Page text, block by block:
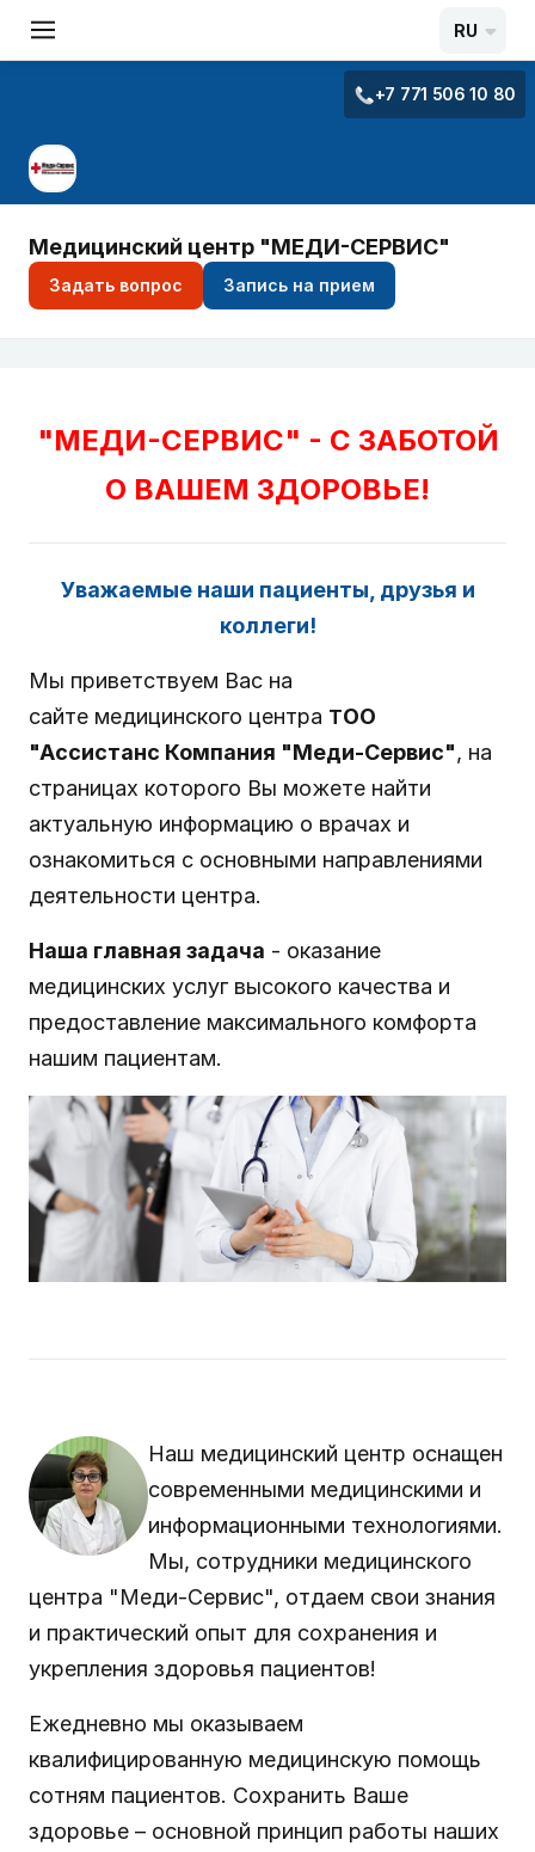
RU
+7 771 506 10 80
Медицинский центр "МЕДИ-СЕРВИС"
Задать вопрос Запись на прием
"МЕДИ-СЕРВИС" - С ЗАБОТОЙ
О ВАШЕМ ЗДОРОВЬЕ!
Уважаемые наши пациенты, друзья и
коллеги!
Мы приветствуем Вас на
сайте медицинского центра ТОО
"Ассистанс Компания "Меди-Сервис", на
страницах которого Вы можете найти
актуальную информацию о врачах и
ознакомиться с основными направлениями
деятельности центра.
Наша главная задача - оказание
медицинских услуг высокого качества и
предоставление максимального комфорта
нашим пациентам.
Наш медицинский центр оснащен
современными медицинскими и
информационными технологиями.
Мы, сотрудники медицинского
центра "Меди-Сервис", отдаем свои знания
и практический опыт для сохранения и
укрепления здоровья пациентов!
Ежедневно мы оказываем
квалифицированную медицинскую помощь
сотням пациентов. Сохранить Ваше
здоровье – основной принцип работы наших